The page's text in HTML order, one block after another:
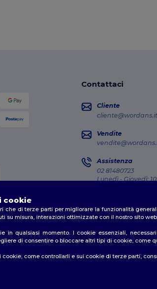
Contattaci
Cliente
cliente@wordans.it
Vendite
Assistenza
02 81480723
Lunedì - Giovedì:
cookie
che di terze parti per migliorare la funzionalità
su misura, interazioni ottimizzate con il nostro sito
in qualsiasi momento. I cookie essenziali,
di consentire o bloccare altri tipi di cookie, come
come controllarli e sui cookie di terze parti,